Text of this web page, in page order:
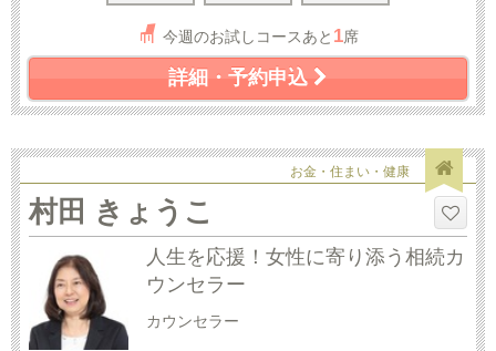
今週のお試しコースあと 1席
詳細・予約申込
お金・住まい・健康
村田 きょうこ
人生を応援！女性に寄り添う相続カ
ウンセラー
カウンセラー